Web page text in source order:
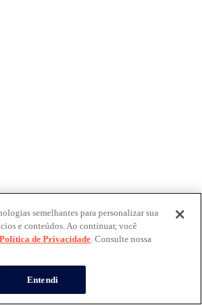
semelhantes para personalizar sua
e conteúdos. Ao continuar, você
Política de Privacidade. Consulte nossa
Entendi